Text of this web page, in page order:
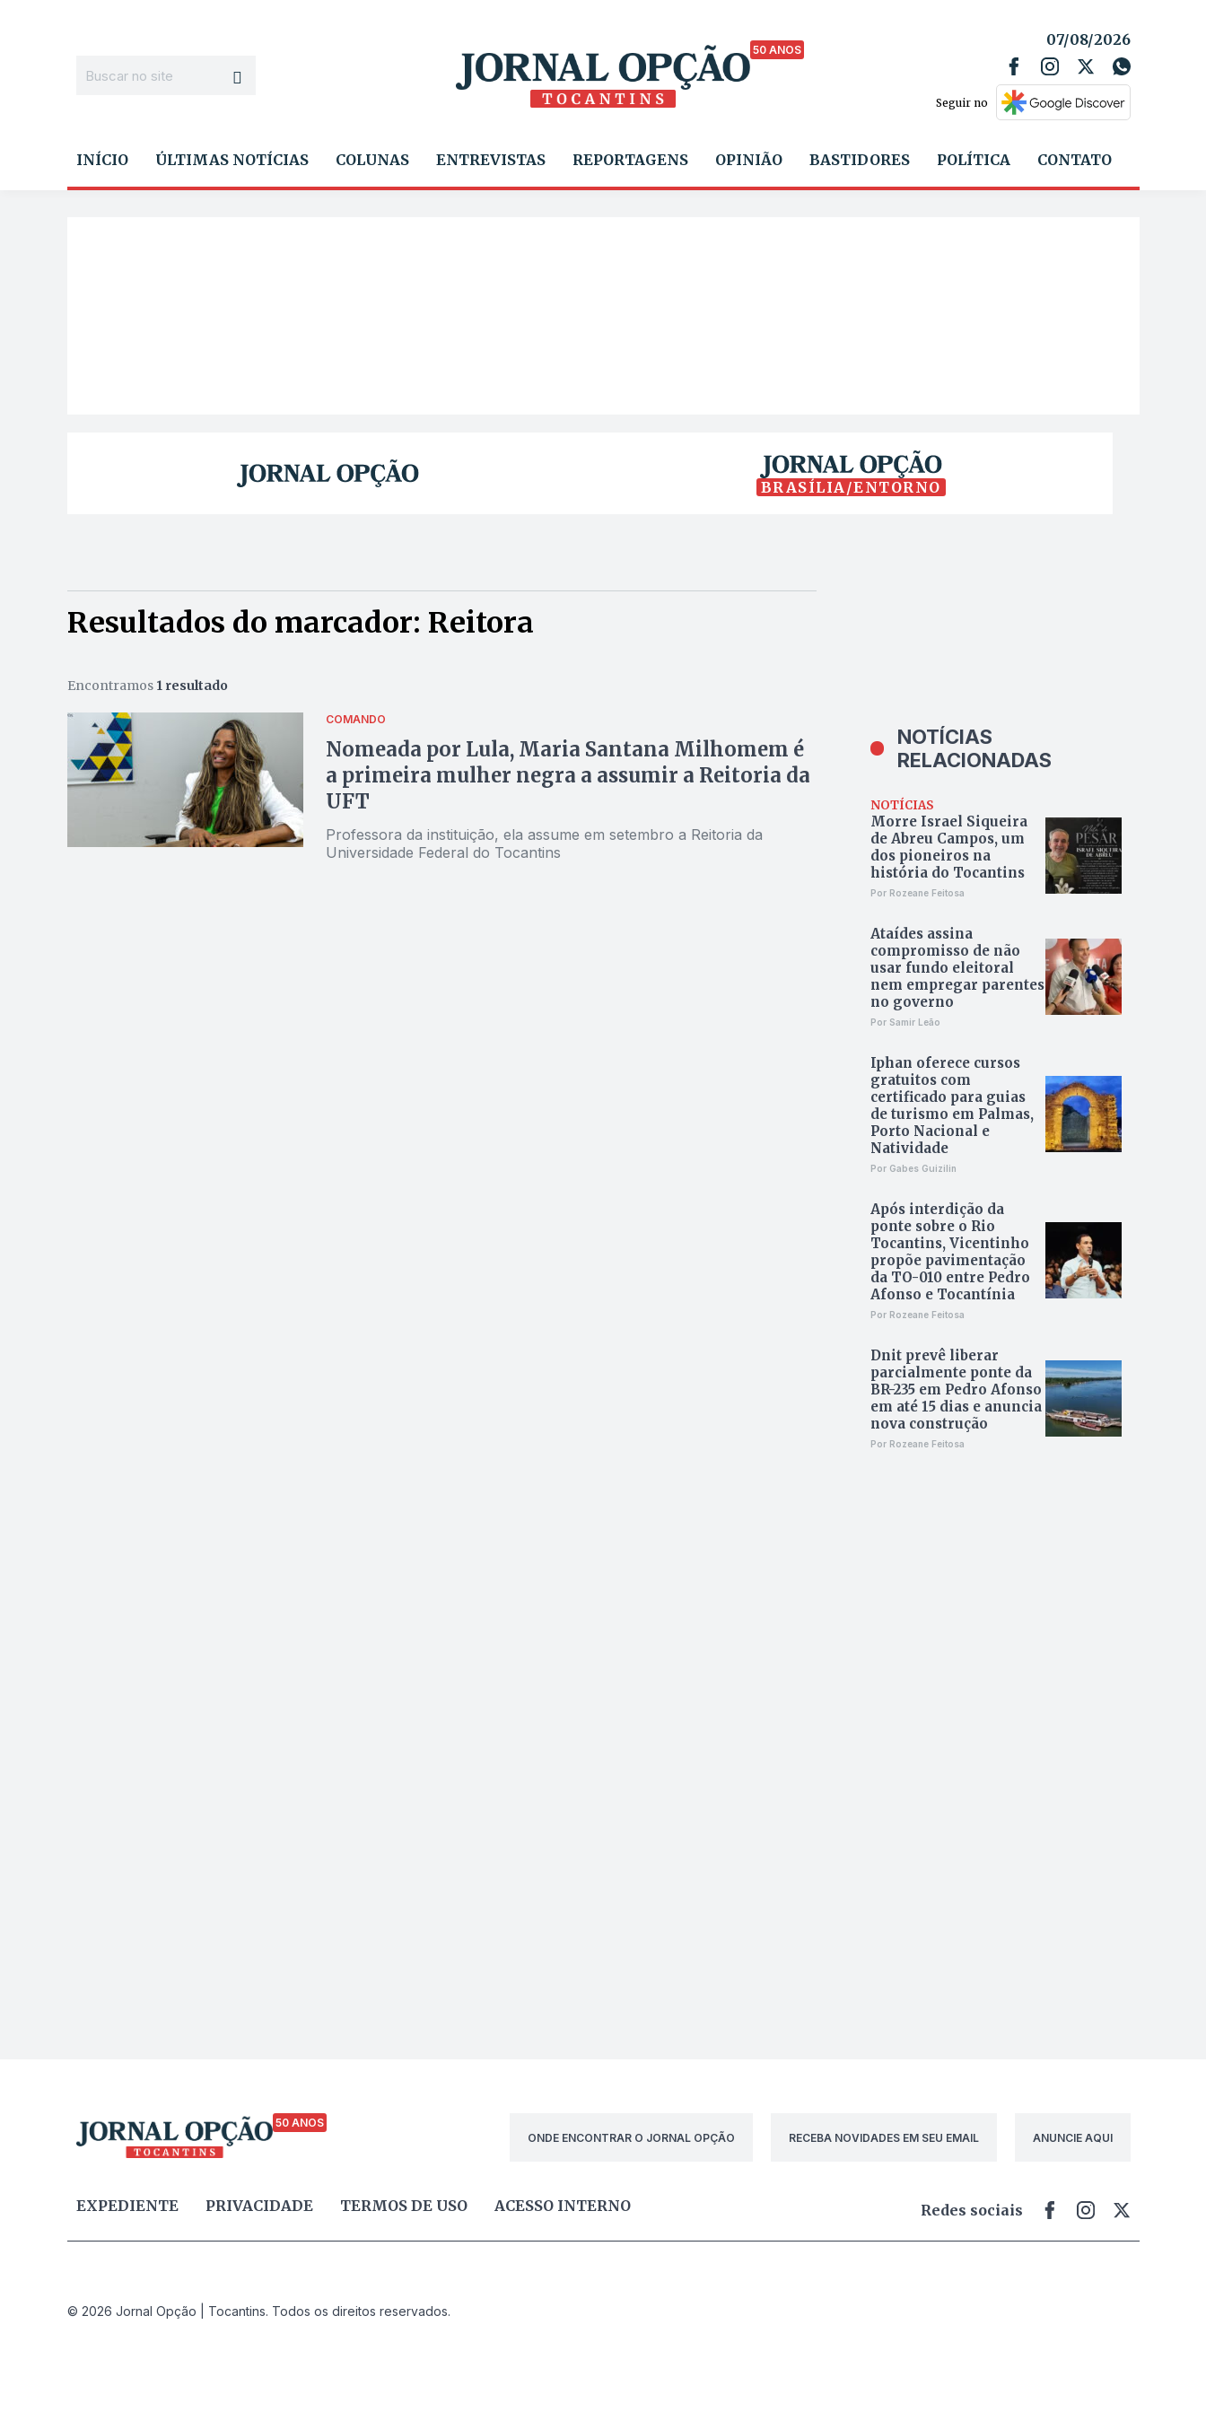
50 ANOS
07/08/2026
Seguir no
INÍCIO ÚLTIMAS NOTÍCIAS COLUNAS ENTREVISTAS REPORTAGENS OPINIÃO BASTIDORES POLÍTICA CONTATO
BRASÍLIA/ENTORNO
Resultados do marcador: Reitora
Encontramos 1 resultado
COMANDO
Nomeada por Lula, Maria Santana Milhomem é
a primeira mulher negra a assumir a Reitoria da
UFT
Professora da instituição, ela assume em setembro a Reitoria da
Universidade Federal do Tocantins
NOTÍCIAS
RELACIONADAS
NOTÍCIAS
Morre Israel Siqueira
de Abreu Campos, um
dos pioneiros na
história do Tocantins
Por Rozeane Feitosa
Ataídes assina
compromisso de não
usar fundo eleitoral
nem empregar parentes
no governo
Por Samir Leão
Iphan oferece cursos
gratuitos com
certificado para guias
de turismo em Palmas,
Porto Nacional e
Natividade
Por Gabes Guizilin
Após interdição da
ponte sobre o Rio
Tocantins, Vicentinho
propõe pavimentação
da TO-010 entre Pedro
Afonso e Tocantínia
Por Rozeane Feitosa
Dnit prevê liberar
parcialmente ponte da
BR-235 em Pedro Afonso
em até 15 dias e anuncia
nova construção
Por Rozeane Feitosa
50 ANOS
ONDE ENCONTRAR O JORNAL OPÇÃO
RECEBA NOVIDADES EM SEU EMAIL ANUNCIE AQUI
EXPEDIENTE PRIVACIDADE TERMOS DE USO ACESSO INTERNO Redes sociais
© 2026 Jornal Opção | Tocantins. Todos os direitos reservados.